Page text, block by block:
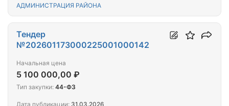
АДМИНИСТРАЦИЯ РАЙОНА
Тендер
№202601173000225001000142
Начальная цена
5 100 000,00 ₽
Тип закупки: 44-ФЗ
Дата публикации: 31.03.2026